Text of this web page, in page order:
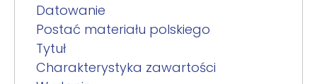
Datowanie
Postać materiału polskiego
Tytuł
Charakterystyka zawartości